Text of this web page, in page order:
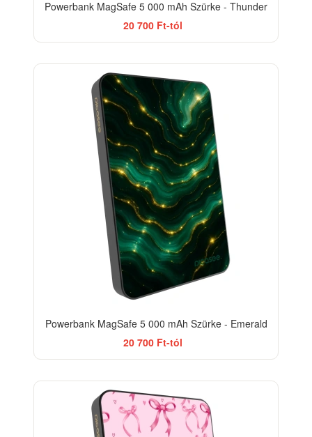
Powerbank MagSafe 5 000 mAh Szürke - Thunder
20 700 Ft-tól
Powerbank MagSafe 5 000 mAh Szürke - Emerald
20 700 Ft-tól